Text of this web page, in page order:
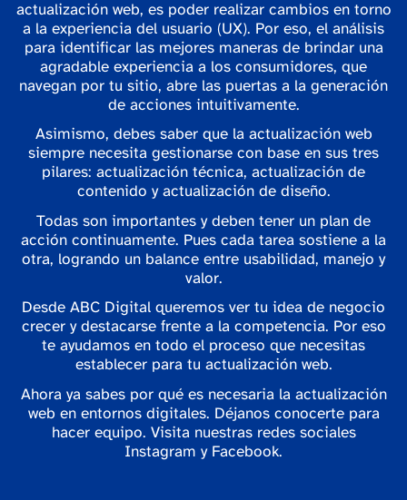
actualización web, es poder realizar cambios en torno
a la experiencia del usuario (UX). Por eso, el análisis
para identificar las mejores maneras de brindar una
agradable experiencia a los consumidores, que
navegan por tu sitio, abre las puertas a la generación
de acciones intuitivamente.
Asimismo, debes saber que la actualización web
siempre necesita gestionarse con base en sus tres
pilares: actualización técnica, actualización de
contenido y actualización de diseño.
Todas son importantes y deben tener un plan de
acción continuamente. Pues cada tarea sostiene a la
otra, logrando un balance entre usabilidad, manejo y
valor.
Desde ABC Digital queremos ver tu idea de negocio
crecer y destacarse frente a la competencia. Por eso
te ayudamos en todo el proceso que necesitas
establecer para tu actualización web.
Ahora ya sabes por qué es necesaria la actualización
web en entornos digitales. Déjanos conocerte para
hacer equipo. Visita nuestras redes sociales
Instagram y Facebook.